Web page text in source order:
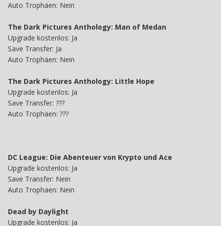
Auto Trophäen: Nein
The Dark Pictures Anthology: Man of Medan
Upgrade kostenlos: Ja
Save Transfer: Ja
Auto Trophäen: Nein
The Dark Pictures Anthology: Little Hope
Upgrade kostenlos: Ja
Save Transfer: ???
Auto Trophäen: ???
DC League: Die Abenteuer von Krypto und Ace
Upgrade kostenlos: Ja
Save Transfer: Nein
Auto Trophäen: Nein
Dead by Daylight
Upgrade kostenlos: Ja